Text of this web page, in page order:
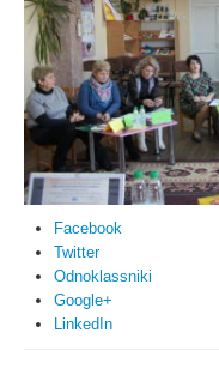
Facebook
Twitter
Odnoklassniki
Google+
LinkedIn